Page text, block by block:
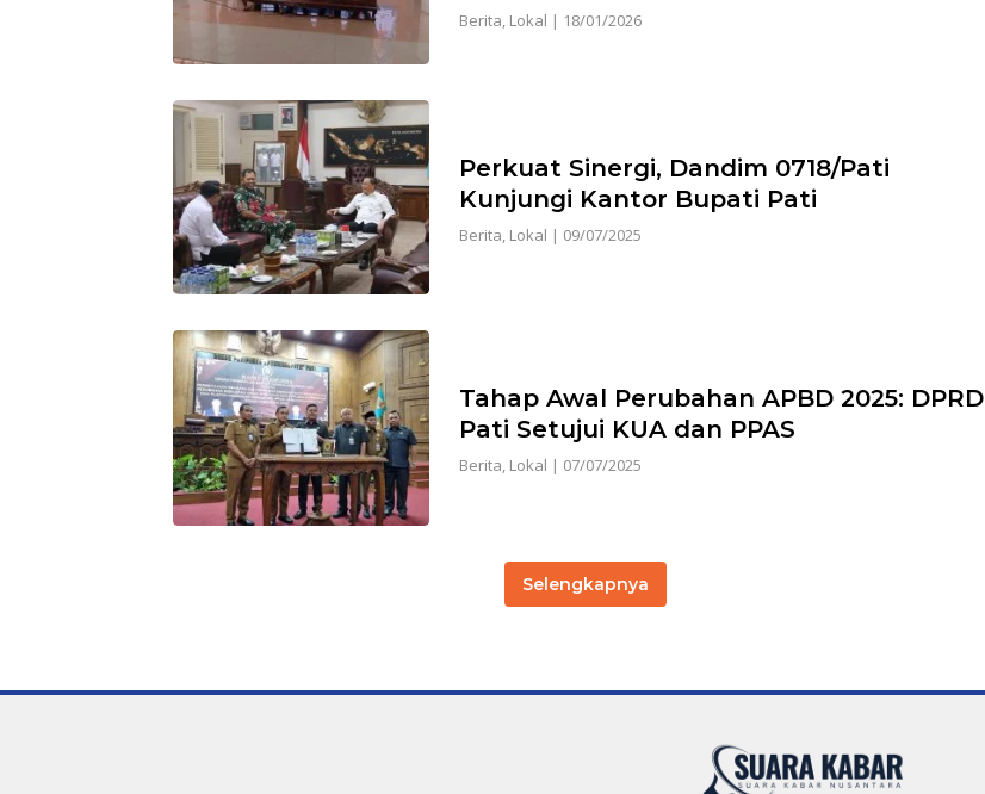
Berita, Lokal | 18/01/2026
Perkuat Sinergi, Dandim 0718/Pati
Kunjungi Kantor Bupati Pati
Berita, Lokal | 09/07/2025
Tahap Awal Perubahan APBD 2025: DPRD
Pati Setujui KUA dan PPAS
Berita, Lokal | 07/07/2025
Selengkapnya